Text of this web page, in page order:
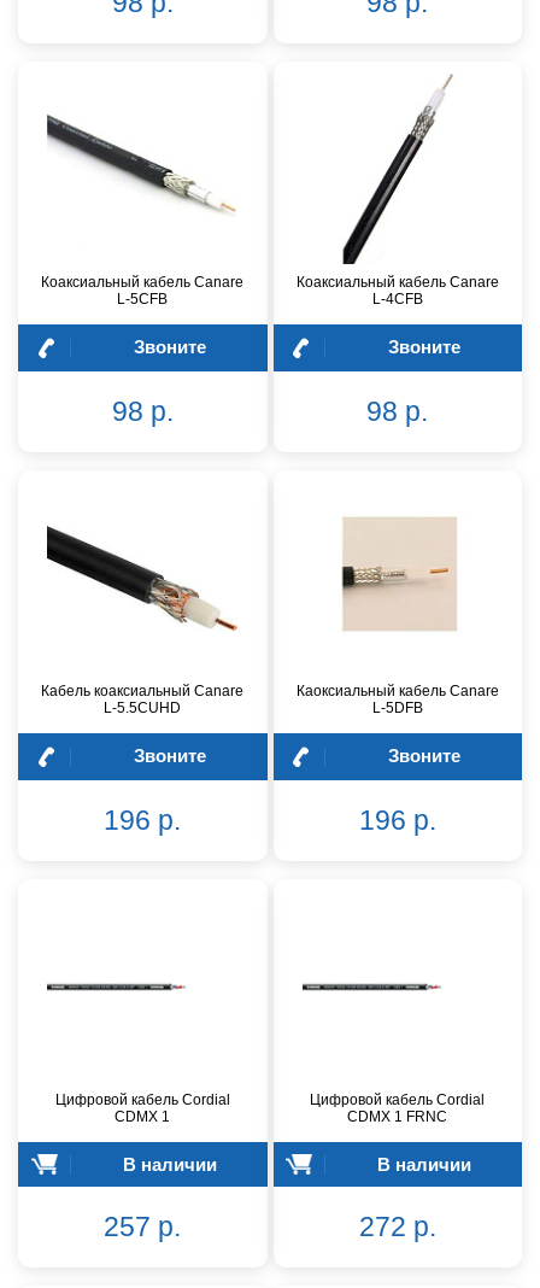
Коаксиальный кабель Canare
L-5CFB
Звоните
98 р.
Коаксиальный кабель Canare
L-4CFB
Звоните
98 р.
Кабель коаксиальный Canare
L-5.5CUHD
Звоните
196 р.
Каоксиальный кабель Canare
L-5DFB
Звоните
196 р.
Цифровой кабель Cordial
CDMX 1
В наличии
257 р.
Цифровой кабель Cordial
CDMX 1 FRNC
В наличии
272 р.